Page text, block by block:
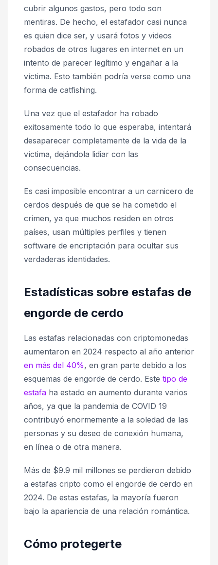
cubrir algunos gastos, pero todo son
mentiras. De hecho, el estafador casi nunca
es quien dice ser, y usará fotos y videos
robados de otros lugares en internet en un
intento de parecer legítimo y engañar a la
víctima. Esto también podría verse como una
forma de catfishing.
Una vez que el estafador ha robado
exitosamente todo lo que esperaba, intentará
desaparecer completamente de la vida de la
víctima, dejándola lidiar con las
consecuencias.
Es casi imposible encontrar a un carnicero de
cerdos después de que se ha cometido el
crimen, ya que muchos residen en otros
países, usan múltiples perfiles y tienen
software de encriptación para ocultar sus
verdaderas identidades.
Estadísticas sobre estafas de
engorde de cerdo
Las estafas relacionadas con criptomonedas
aumentaron en 2024 respecto al año anterior
en más del 40%, en gran parte debido a los
esquemas de engorde de cerdo. Este tipo de
estafa ha estado en aumento durante varios
años, ya que la pandemia de COVID 19
contribuyó enormemente a la soledad de las
personas y su deseo de conexión humana,
en línea o de otra manera.
Más de $9.9 mil millones se perdieron debido
a estafas cripto como el engorde de cerdo en
2024. De estas estafas, la mayoría fueron
bajo la apariencia de una relación romántica.
Cómo protegerte